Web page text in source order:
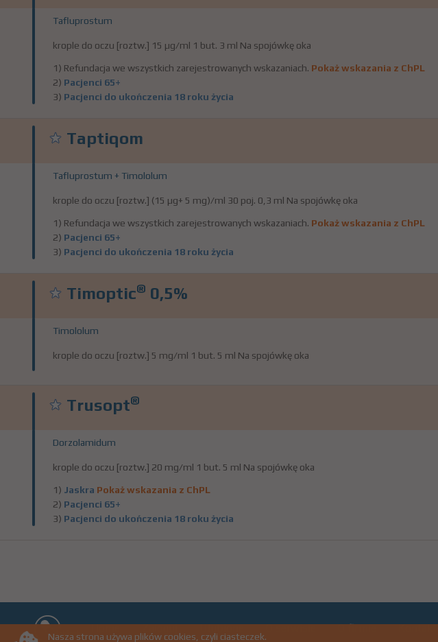
Tafluprostum
krople do oczu [roztw.] 15 µg/ml 1 but. 3 ml Na spojówkę oka
1) Refundacja we wszystkich zarejestrowanych wskazaniach. Pokaż wskazania z ChPL
2) Pacjenci 65+
3) Pacjenci do ukończenia 18 roku życia
Taptiqom
Tafluprostum + Timololum
krople do oczu [roztw.] (15 µg+ 5 mg)/ml 30 poj. 0,3 ml Na spojówkę oka
1) Refundacja we wszystkich zarejestrowanych wskazaniach. Pokaż wskazania z ChPL
2) Pacjenci 65+
3) Pacjenci do ukończenia 18 roku życia
Timoptic® 0,5%
Timololum
krople do oczu [roztw.] 5 mg/ml 1 but. 5 ml Na spojówkę oka
Trusopt®
Dorzolamidum
krople do oczu [roztw.] 20 mg/ml 1 but. 5 ml Na spojówkę oka
1) Jaskra Pokaż wskazania z ChPL
2) Pacjenci 65+
3) Pacjenci do ukończenia 18 roku życia
Home Zaloguj Ulubione O serwisie O firmie Kontakt
Nasza strona używa plików cookies, czyli ciasteczek.